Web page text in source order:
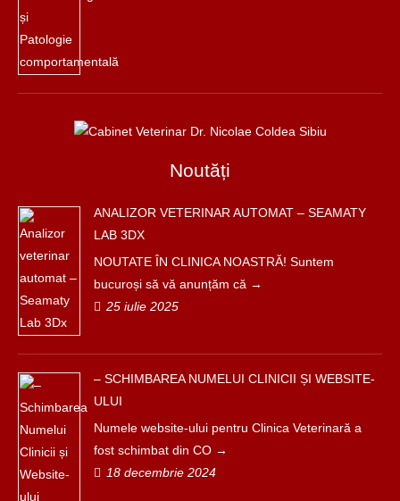
Noutăți
ANALIZOR VETERINAR AUTOMAT – SEAMATY
LAB 3DX
NOUTATE ÎN CLINICA NOASTRĂ! Suntem
bucuroși să vă anunțăm că
25 iulie 2025
– SCHIMBAREA NUMELUI CLINICII ȘI WEBSITE-
ULUI
Numele website-ului pentru Clinica Veterinară a
fost schimbat din CO
18 decembrie 2024